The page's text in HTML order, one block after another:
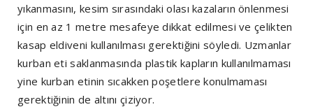
yıkanmasını, kesim sırasındaki olası kazaların önlenmesi
için en az 1 metre mesafeye dikkat edilmesi ve çelikten
kasap eldiveni kullanılması gerektiğini söyledi. Uzmanlar
kurban eti saklanmasında plastik kapların kullanılmaması
yine kurban etinin sıcakken poşetlere konulmaması
gerektiğinin de altını çiziyor.